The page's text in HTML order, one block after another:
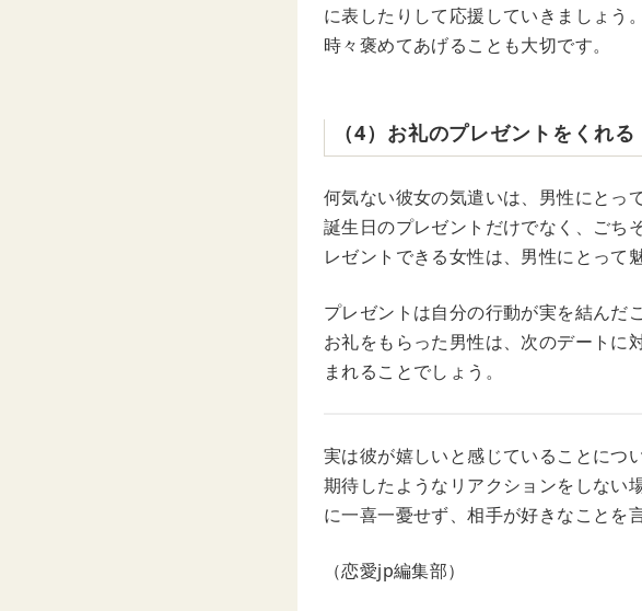
に表したりして応援していきましょう。
時々褒めてあげることも大切です。
（4）お礼のプレゼントをくれる
何気ない彼女の気遣いは、男性にとっ
誕生日のプレゼントだけでなく、ごち
レゼントできる女性は、男性にとって
プレゼントは自分の行動が実を結んだ
お礼をもらった男性は、次のデートに
まれることでしょう。
実は彼が嬉しいと感じていることにつ
期待したようなリアクションをしない
に一喜一憂せず、相手が好きなことを
（恋愛jp編集部）